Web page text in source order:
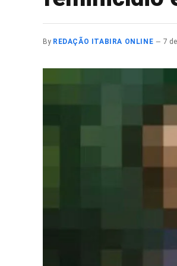
By REDAÇÃO ITABIRA ONLINE 7